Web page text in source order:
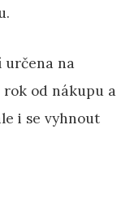
určena na
od nákupu a
i se vyhnout